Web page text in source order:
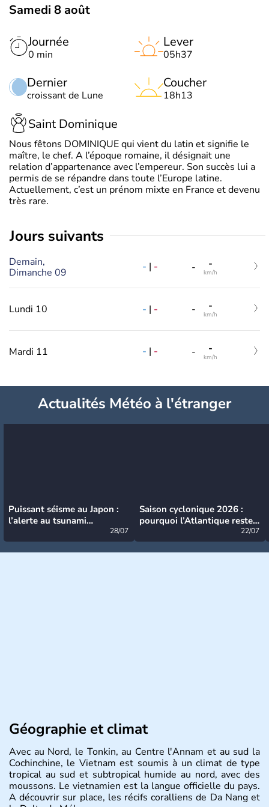
Samedi 8 août
Journée
0 min
Dernier
croissant de Lune
Lever
05h37
Coucher
18h13
Saint Dominique
Nous fêtons DOMINIQUE qui vient du latin et signifie le
maître, le chef. A l’époque romaine, il désignait une
relation d’appartenance avec l’empereur. Son succès lui a
permis de se répandre dans toute l’Europe latine.
Actuellement, c’est un prénom mixte en France et devenu
très rare.
jours suivants
Demain,
Dimanche 09
- | - - -
km/h
Lundi 10 - | - - -
km/h
Mardi 11 - | - - -
km/h
Actualités Météo à l'étranger
Puissant séisme au Japon :
l’alerte au tsunami
28/07
Saison cyclonique 2026 :
pourquoi l’Atlantique reste
22/07
Géographie et climat
Avec au Nord, le Tonkin, au Centre l'Annam et au sud la
Cochinchine, le Vietnam est soumis à un climat de type
tropical au sud et subtropical humide au nord, avec des
moussons. Le vietnamien est la langue officielle du pays.
A découvrir sur place, les récifs coralliens de Da Nang et